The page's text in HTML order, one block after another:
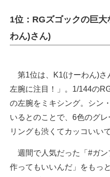
1位：RGズゴックの巨
わん)さん)
第1位は、K1(けーわん)さ
左腕に注目！」。1/144の
の左腕をミキシング。シン
いるとのことで、6色のグ
リングも渋くてカッコいい
週間で人気だった「#ガン
作ってもいいんだ」をもっ